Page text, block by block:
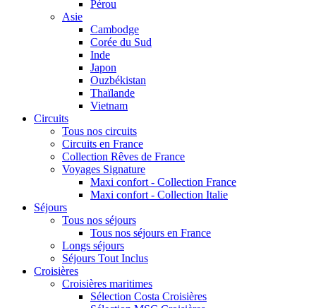
Pérou
Asie
Cambodge
Corée du Sud
Inde
Japon
Ouzbékistan
Thaïlande
Vietnam
Circuits
Tous nos circuits
Circuits en France
Collection Rêves de France
Voyages Signature
Maxi confort - Collection France
Maxi confort - Collection Italie
Séjours
Tous nos séjours
Tous nos séjours en France
Longs séjours
Séjours Tout Inclus
Croisières
Croisières maritimes
Sélection Costa Croisières